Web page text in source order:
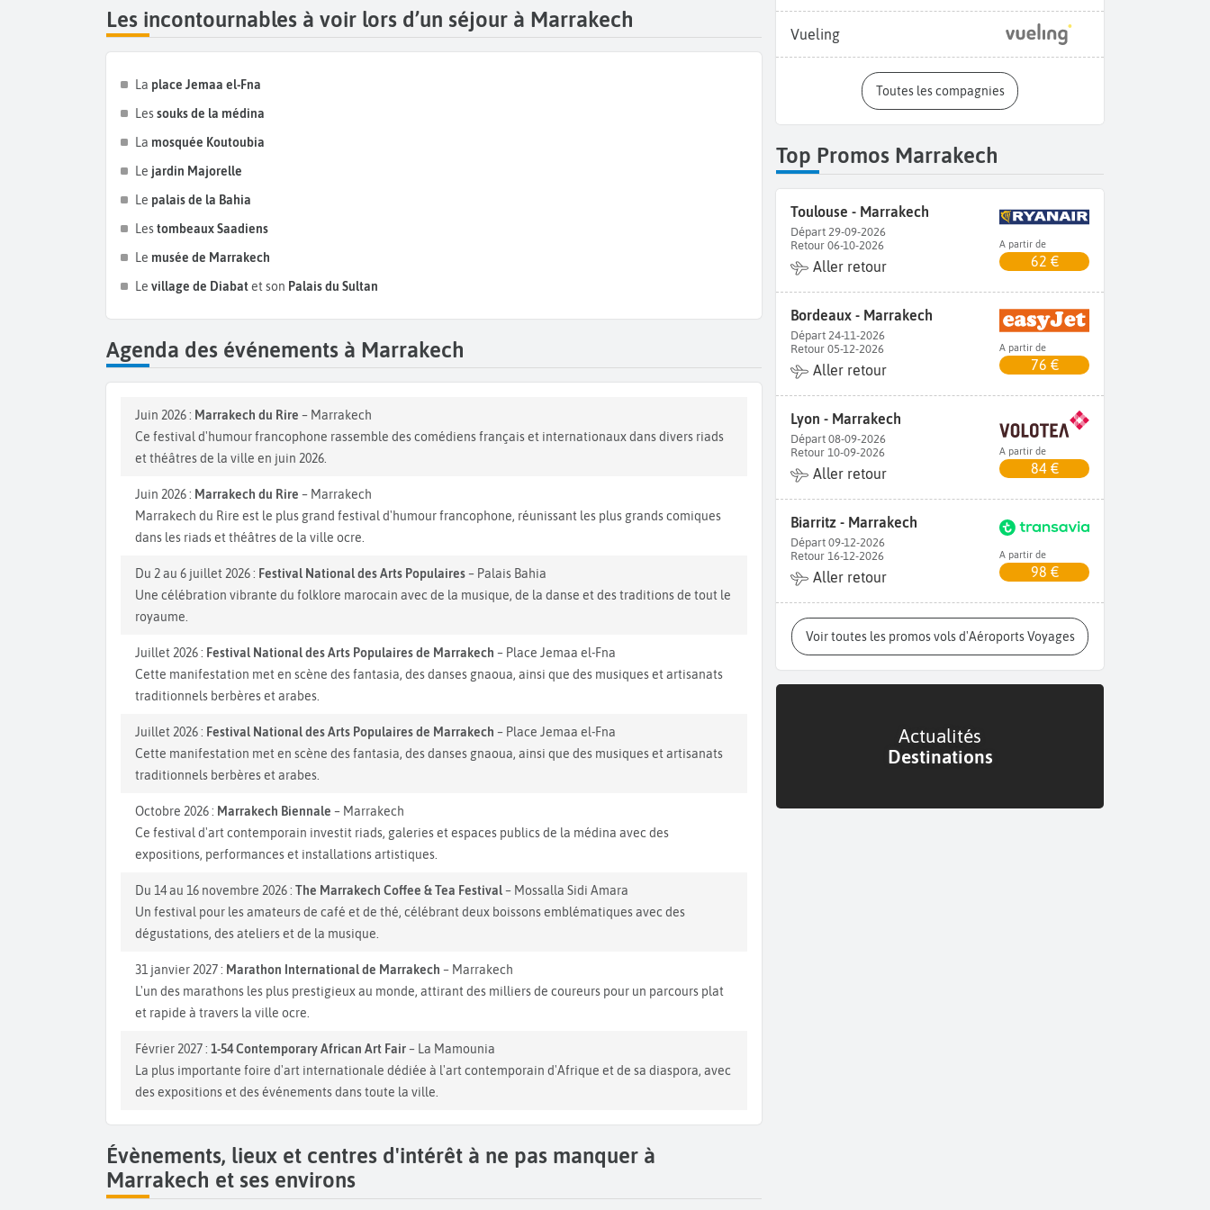
Les incontournables à voir lors d’un séjour à Marrakech
La place Jemaa el-Fna
Lessouks de la médina
La mosquée Koutoubia
Le jardin Majorelle
Le palais de la Bahia
Lestombeaux Saadiens
Le musée de Marrakech
Le village de Diabatet son Palais du Sultan
Agenda des événements à Marrakech
Juin 2026 : Marrakech du Rire – Marrakech
Ce festival d'humour francophone rassemble des comédiens français et internationaux dans divers riads
et théâtres de la ville en juin 2026.
Juin 2026 : Marrakech du Rire – Marrakech
Marrakech du Rire est le plus grand festival d'humour francophone, réunissant les plus grands comiques
dans les riads et théâtres de la ville ocre.
Du 2 au 6 juillet 2026 : Festival National des Arts Populaires– Palais Bahia
Une célébration vibrante du folklore marocain avec de la musique, de la danse et des traditions de tout le
royaume.
Juillet 2026 : Festival National des Arts Populaires de Marrakech – Place Jemaa el-Fna
Cette manifestation met en scène des fantasia, des danses gnaoua, ainsi que des musiques et artisanats
traditionnels berbères et arabes.
Juillet 2026 : Festival National des Arts Populaires de Marrakech – Place Jemaa el-Fna
Cette manifestation met en scène des fantasia, des danses gnaoua, ainsi que des musiques et artisanats
traditionnels berbères et arabes.
Octobre 2026 : Marrakech Biennale – Marrakech
Ce festival d'art contemporain investit riads, galeries et espaces publics de la médina avec des
expositions, performances et installations artistiques.
Du 14 au 16 novembre 2026 : The Marrakech Coffee & Tea Festival– Mossalla Sidi Amara
Un festival pour les amateurs de café et de thé, célébrant deux boissons emblématiques avec des
dégustations, des ateliers et de la musique.
31 janvier 2027 : Marathon International de Marrakech – Marrakech
L'un des marathons les plus prestigieux au monde, attirant des milliers de coureurs pour un parcours plat
et rapide à travers la ville ocre.
Février 2027 : 1-54 Contemporary African Art Fair– La Mamounia
La plus importante foire d'art internationale dédiée à l'art contemporain d'Afrique et de sa diaspora, avec
des expositions et des événements dans toute la ville.
Évènements, lieux et centres d'intérêt à ne pas manquer à
Marrakech et ses environs
Vueling
Toutes les compagnies
Top Promos Marrakech
Toulouse - Marrakech
Départ 29-09-2026
Retour 06-10-2026
Aller retour
A partir de
62 €
Bordeaux - Marrakech
Départ 24-11-2026
Retour 05-12-2026
Aller retour
A partir de
76 €
Lyon - Marrakech
Départ 08-09-2026
Retour 10-09-2026
Aller retour
A partir de
84 €
Biarritz - Marrakech
Départ 09-12-2026
Retour 16-12-2026
Aller retour
A partir de
98 €
Voir toutes les promos vols d'Aéroports Voyages
Actualités
Destinations